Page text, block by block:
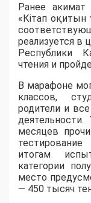
Ранее
«Кітап
реализуется в
Республики
чтения и
В марафоне
классов,
родители и
месяцев
итогам
категории
место
— 450 тысяч